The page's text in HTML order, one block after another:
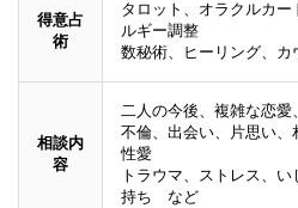
得意占
術
タロット、オラクルカ
ルギー調整
数秘術、ヒーリング、カ
相談内
容
二人の今後、複雑な恋
不倫、出会い、片思い、
性愛
トラウマ、ストレス、
持ち など